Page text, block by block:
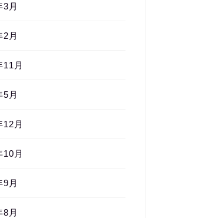
3月
2月
11月
5月
12月
10月
9月
8月